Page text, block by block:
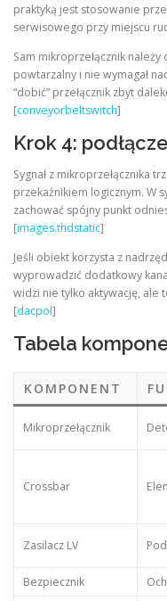
praktyką jest stosowanie
serwisowego przy miejscu
Sam mikroprzełącznik
powtarzalny i nie wymagał
“dobić” przełącznik zbyt
[conveyorbeltswitch]
Krok 4:
Sygnał z mikroprzełącznika
przekaźnikiem logicznym. W
zachować spójny punkt
[images.thdstatic]
Jeśli obiekt korzysta z
wyprowadzić dodatkowy
widzi nie tylko aktywację, ale
[dacpol]
Tabela
KOMPONENT
Mikroprzełącznik
Crossbar
Zasilacz LV
Bezpiecznik